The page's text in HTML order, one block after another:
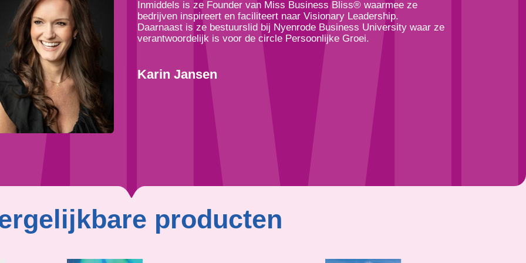
Inmiddels is ze Founder van Miss Business Bliss® waarmee ze
bedrijven inspireert en faciliteert naar Visionary Leadership.
Daarnaast is ze bestuurslid bij Nyenrode Business University waar ze
verantwoordelijk is voor de circle Persoonlijke Groei.
Karin Jansen
producten